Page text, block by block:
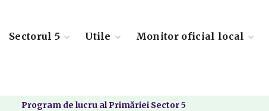
Sectorul 5 Utile Monitor oficial local
Program de lucru al Primăriei Sector 5